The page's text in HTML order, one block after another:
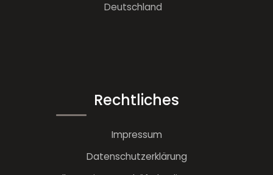
Deutschland
Rechtliches
Impressum
Datenschutzerklärung